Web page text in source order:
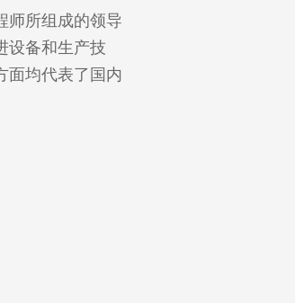
师所组成的领导
设备和生产技
面均代表了国内